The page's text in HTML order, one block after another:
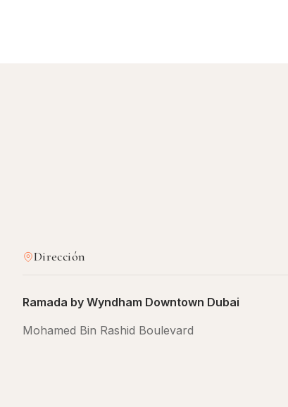
Dirección
Ramada by Wyndham Downtown Dubai
Mohamed Bin Rashid Boulevard